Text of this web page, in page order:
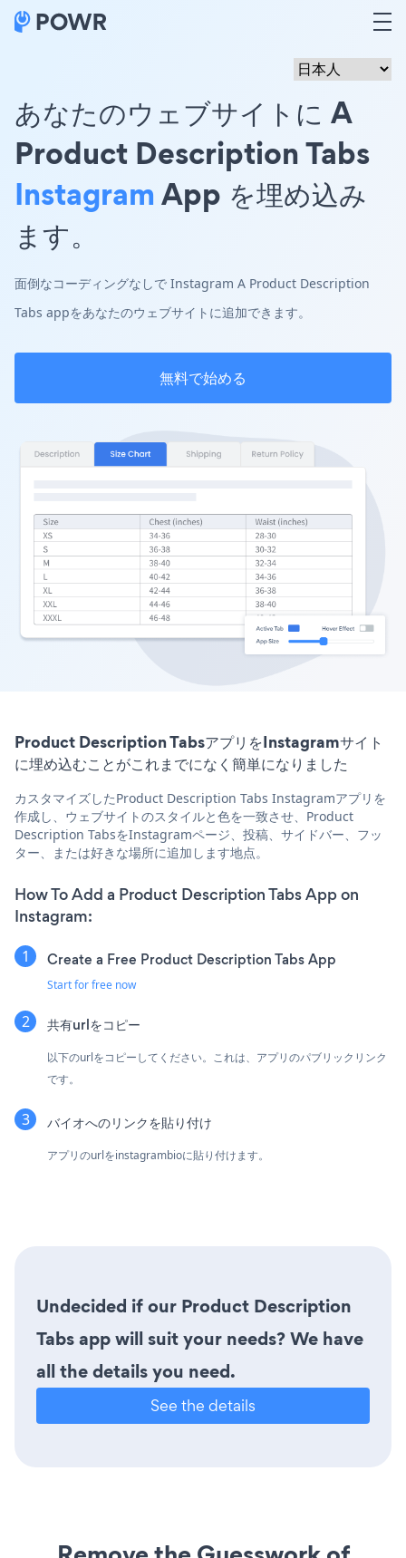
あなたのウェブサイトに A
Product Description Tabs
InstagramApp を埋め込み
ます。
面倒なコーディングなしで Instagram A Product Description
Tabs appをあなたのウェブサイトに追加できます。
無料で始める
Product Description TabsアプリをInstagramサイト
に埋め込むことがこれまでになく簡単になりました
カスタマイズしたProduct Description Tabs Instagramアプリを
作成し、ウェブサイトのスタイルと色を一致させ、Product
Description TabsをInstagramページ、投稿、サイドバー、フッ
ター、または好きな場所に追加します地点。
How To Add a Product Description Tabs App on
Instagram:
Create a Free Product Description Tabs App
Start for free now
共有urlをコピー
以下のurlをコピーしてください。これは、アプリのパブリックリンク
です。
バイオへのリンクを貼り付け
アプリのurlをinstagrambioに貼り付けます。
Undecided if our Product Description
Tabs app will suit your needs? We have
all the details you need.
See the details